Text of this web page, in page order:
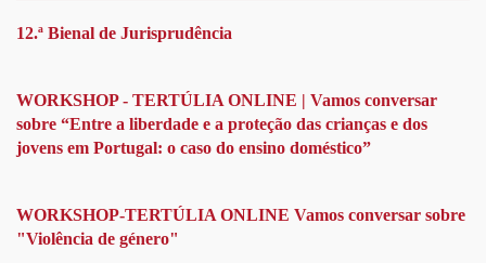
12.ª Bienal de Jurisprudência
WORKSHOP - TERTÚLIA ONLINE | Vamos conversar
sobre “Entre a liberdade e a proteção das crianças e dos
jovens em Portugal: o caso do ensino doméstico”
WORKSHOP-TERTÚLIA ONLINE Vamos conversar sobre
"Violência de género"